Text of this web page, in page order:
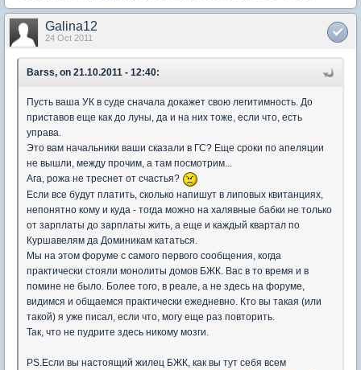
Galina12
24 Oct 2011
Barss, on 21.10.2011 - 12:40:
Пусть ваша УК в суде сначала докажет свою легитимность. До
приставов еще как до луны, да и на них тоже, если что, есть
управа.
Это вам начальники ваши сказали в ГС? Еще сроки по апеляции
не вышли, между прочим, а там посмотрим...
Ага, рожа не треснет от счастья?
Если все будут платить, сколько напишут в липовых квитанциях,
непонятно кому и куда - тогда можно на халявные бабки не только
от зарплаты до зарплаты жить, а еще и каждый квартал по
Куршавелям да Доминикам кататься.
Мы на этом форуме с самого первого сообщения, когда
практически стояли монолиты домов БЖК. Вас в то время и в
помине не было. Более того, в реале, а не здесь на форуме,
видимся и общаемся практически ежедневно. Кто вы такая (или
такой) я уже писал, если что, могу еще раз повторить.
Так, что не пудрите здесь никому мозги.
PS.Если вы настоящий жилец БЖК, как вы тут себя всем